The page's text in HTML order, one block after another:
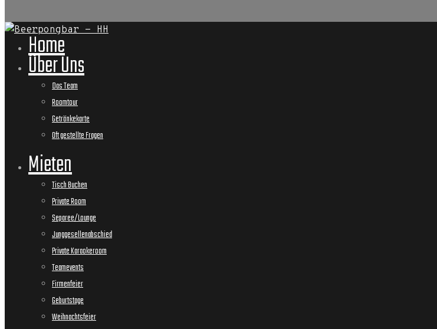
Home
Über Uns
Das Team
Roomtour
Getränkekarte
Oft gestellte Fragen
Mieten
Tisch Buchen
Private Room
Separee/Lounge
Junggesellenabschied
Private Karaokeroom
Teamevents
Firmenfeier
Geburtstage
Weihnachtsfeier